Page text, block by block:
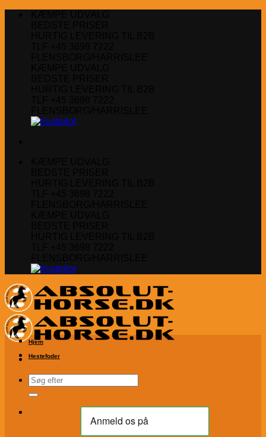
Søg
efter:
Hjem
Hestefoder